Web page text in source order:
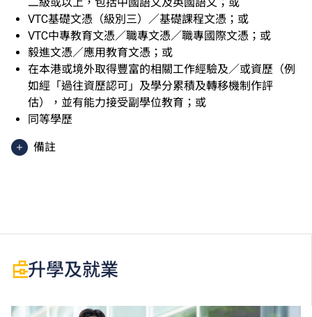
二級或以上，包括中國語文及英國語文；或
VTC基礎文憑（級別三）／基礎課程文憑；或
VTC中專教育文憑／職專文憑／職專國際文憑；或
毅進文憑／應用教育文憑；或
在本港或境外取得豐富的相關工作經驗及／或資歷（例
如經「過往資歷認可」及學分累積及轉移機制作評
估），並有能力接受副學位教育；或
同等學歷
備註
於申請入學時只可計算一科其他語言科目（丙類科
目）。2024年及以前之其他語言科目取得「D或E級」
香港中學文憑考試科目成績達「第二級」／「第三
升學及就業